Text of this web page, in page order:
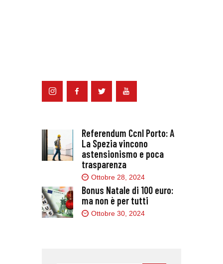
Referendum Ccnl Porto: A
La Spezia vincono
astensionismo e poca
trasparenza
Ottobre 28, 2024
Bonus Natale di 100 euro:
ma non è per tutti
Ottobre 30, 2024